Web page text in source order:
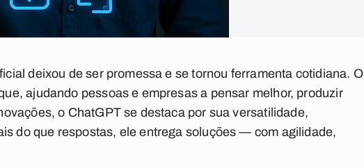
deixou de ser promessa e se tornou ferramenta cotidiana. O
ajudando pessoas e empresas a pensar melhor, produzir
o ChatGPT se destaca por sua versatilidade,
do que respostas, ele entrega soluções — com agilidade,